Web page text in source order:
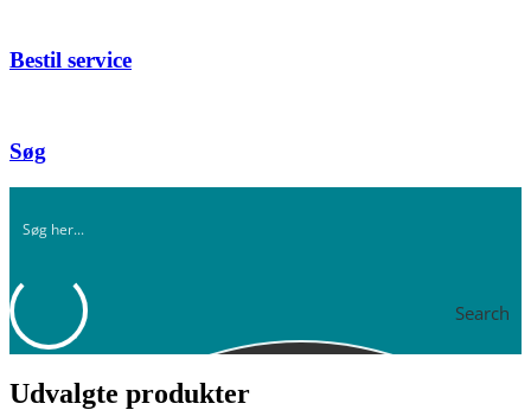
Bestil service
Søg
Search
Udvalgte produkter